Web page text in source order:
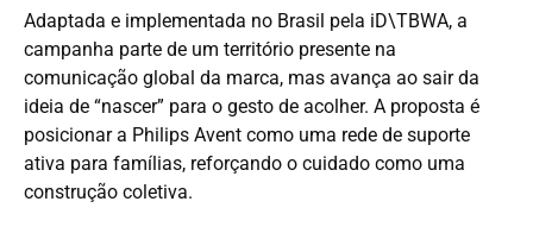
Adaptada e implementada no Brasil pela iD\TBWA, a
campanha parte de um território presente na
comunicação global da marca, mas avança ao sair da
ideia de “nascer” para o gesto de acolher. A proposta é
posicionar a Philips Avent como uma rede de suporte
ativa para famílias, reforçando o cuidado como uma
construção coletiva.